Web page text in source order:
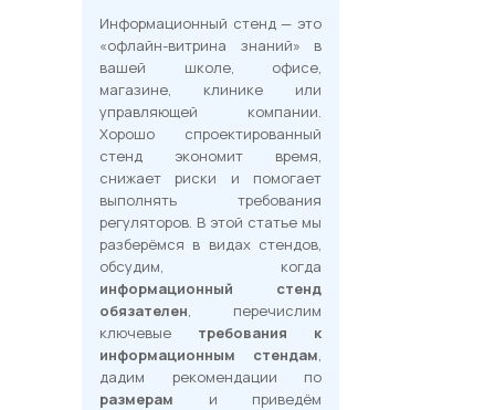
Информационный стенд — это
«офлайн-витрина знаний» в
вашей школе, офисе,
магазине, клинике или
управляющей компании.
Хорошо спроектированный
стенд экономит время,
снижает риски и помогает
выполнять требования
регуляторов. В этой статье мы
разберёмся в видах стендов,
обсудим, когда
информационный стенд
обязателен, перечислим
ключевые требования к
информационным стендам,
дадим рекомендации по
размерам и приведём